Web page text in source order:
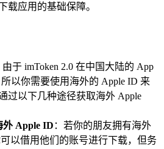
载应用的基础保障。
由于 imToken 2.0 在中国大陆的 App
以你需要使用海外的 Apple ID 来
过以下几种途径获取海外 Apple
外 Apple ID ：若你的朋友拥有海外
以借用他们的账号进行下载，但务